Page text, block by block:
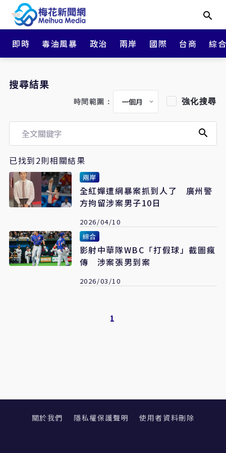
即時 毒油風暴 政治 兩岸 國際 台商 綜
搜尋結果
時間範圍： 強化搜尋
已找到2則相關結果
兩岸
全紅嬋遭網暴案抓到人了 廣州警
方拘留涉案男子10日
2026/04/10
綜合
影射中華隊WBC「打假球」截圖瘋
傳 涉案張男到案
2026/03/10
1
關於我們 隱私權保護聲明 使用者資料刪除